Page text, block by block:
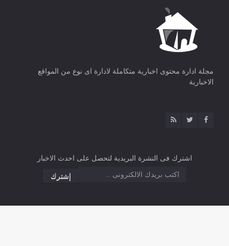
مجلة ادارة محتوى اخبارية متكاملة لادارة اى نوع من المواقع
الاخبارية
اشترك فى النشرة البريدية لتحصل على احدث الاخبار